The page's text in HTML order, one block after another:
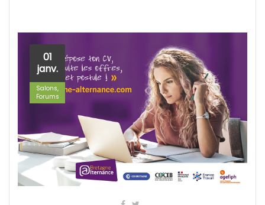
01
janv.
Salons,
Forums